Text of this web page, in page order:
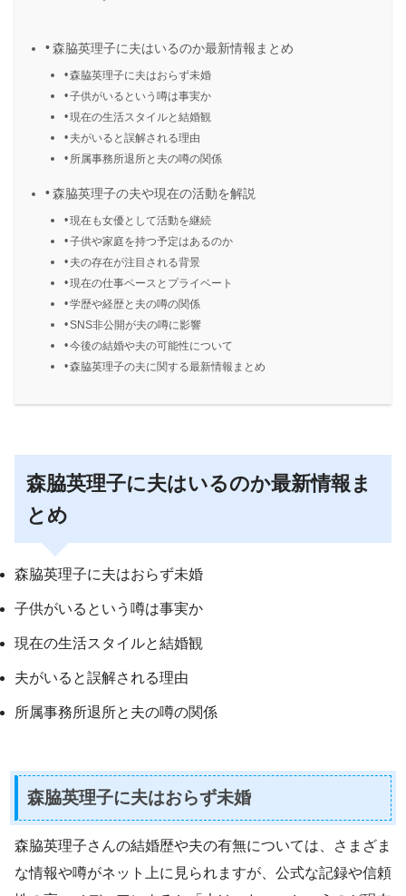
森脇英理子に夫はいるのか最新情報まとめ
森脇英理子に夫はおらず未婚
子供がいるという噂は事実か
現在の生活スタイルと結婚観
夫がいると誤解される理由
所属事務所退所と夫の噂の関係
森脇英理子の夫や現在の活動を解説
現在も女優として活動を継続
子供や家庭を持つ予定はあるのか
夫の存在が注目される背景
現在の仕事ペースとプライベート
学歴や経歴と夫の噂の関係
SNS非公開が夫の噂に影響
今後の結婚や夫の可能性について
森脇英理子の夫に関する最新情報まとめ
森脇英理子に夫はいるのか最新情報ま
とめ
森脇英理子に夫はおらず未婚
子供がいるという噂は事実か
現在の生活スタイルと結婚観
夫がいると誤解される理由
所属事務所退所と夫の噂の関係
森脇英理子に夫はおらず未婚
森脇英理子さんの結婚歴や夫の有無については、さまざま
な情報や噂がネット上に見られますが、公式な記録や信頼